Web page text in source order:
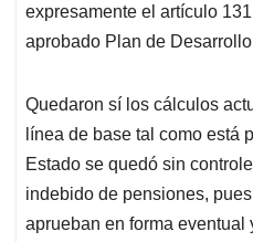
expresamente el artículo
aprobado Plan de
Quedaron sí los cálculos
línea de base tal como está
Estado se quedó sin
indebido de pensiones,
aprueban en forma eventual